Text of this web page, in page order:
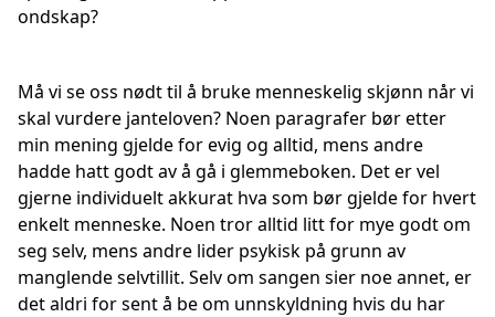
ondskap?
Må vi se oss nødt til å bruke menneskelig skjønn når vi
skal vurdere janteloven? Noen paragrafer bør etter
min mening gjelde for evig og alltid, mens andre
hadde hatt godt av å gå i glemmeboken. Det er vel
gjerne individuelt akkurat hva som bør gjelde for hvert
enkelt menneske. Noen tror alltid litt for mye godt om
seg selv, mens andre lider psykisk på grunn av
manglende selvtillit. Selv om sangen sier noe annet, er
det aldri for sent å be om unnskyldning hvis du har